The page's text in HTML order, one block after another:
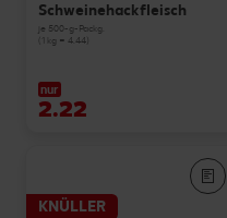
Schweinehackfleisch
je 500-g-Packg.
(1 kg = 4.44)
nur
2.22
KNÜLLER